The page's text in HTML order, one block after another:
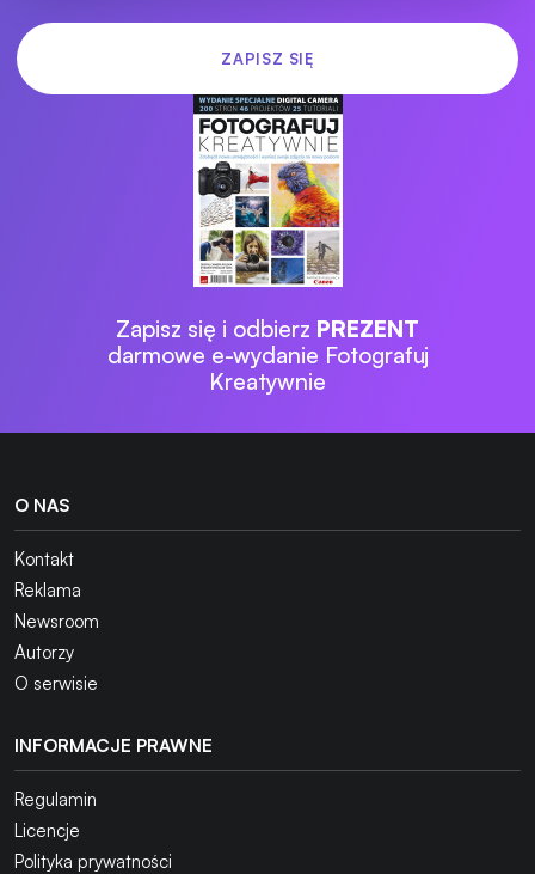
Zapisz się i odbierz PREZENT
darmowe e-wydanie Fotografuj
Kreatywnie
O NAS
Kontakt
Reklama
Newsroom
Autorzy
O serwisie
INFORMACJE PRAWNE
Regulamin
Licencje
Polityka prywatności